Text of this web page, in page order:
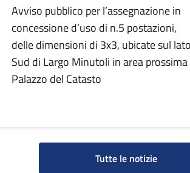
Avviso pubblico per l’assegnazione in
concessione d’uso di n.5 postazioni,
delle dimensioni di 3x3, ubicate sul lato
Sud di Largo Minutoli in area prossima
Palazzo del Catasto
Tutte le notizie